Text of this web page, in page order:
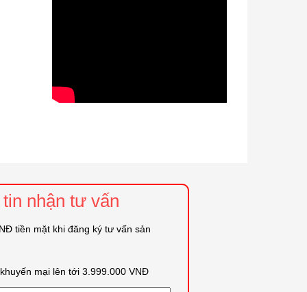
nhận tư vấn
tiền mặt khi đăng ký tư vấn sản
mại lên tới 3.999.000 VNĐ